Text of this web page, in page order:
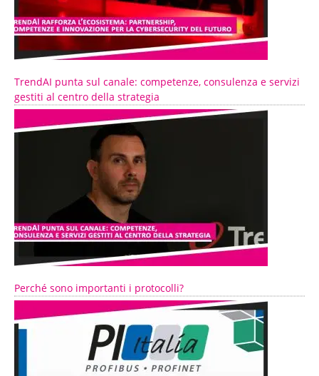
TrendAI punta sul canale: competenze, consulenza e servizi
gestiti al centro della strategia
Perché sono importanti i protocolli?